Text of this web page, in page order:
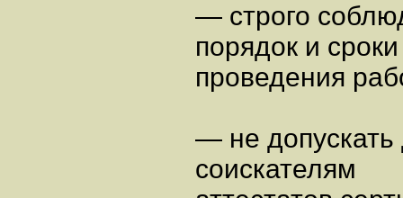
— строго
порядок и сроки
проведения
— не
соискателям